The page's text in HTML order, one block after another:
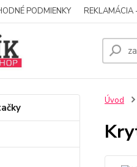
PODMIENKY REKLAMÁCIA
Úvod